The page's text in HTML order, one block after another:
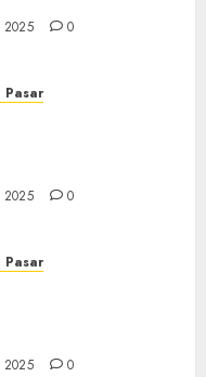
2025 0
Pasar
2025 0
Pasar
2025 0